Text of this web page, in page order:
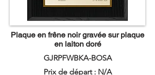
Plaque en frêne noir gravée sur plaque
en laiton doré
GJRPFWBKA-BOSA
Prix de départ : N/A